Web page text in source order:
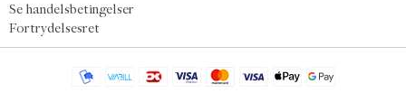
Se handelsbetingelser
Fortrydelsesret